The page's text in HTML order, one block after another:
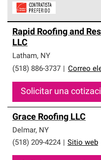
parte de una red
que cumplen con altos
de profesionalismo y
Rapid Roofing and
LLC
Latham, NY
(518) 886-3737
Correo
Solicitar una
Grace Roofing LLC
Delmar, NY
(518) 209-4224
Sitio web